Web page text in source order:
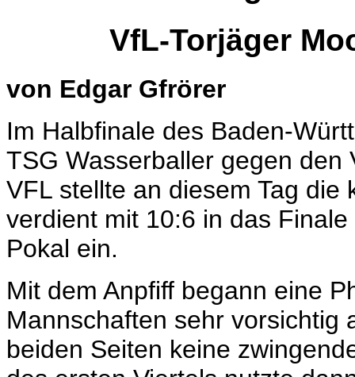
VfL-Torjäger
von Edgar Gfrörer
Im Halbfinale des Baden-
TSG Wasserballer gegen
VFL stellte an diesem Tag
verdient mit 10:6 in das
Pokal ein.
Mit dem Anpfiff begann eine
Mannschaften sehr vorsichtig
beiden Seiten keine